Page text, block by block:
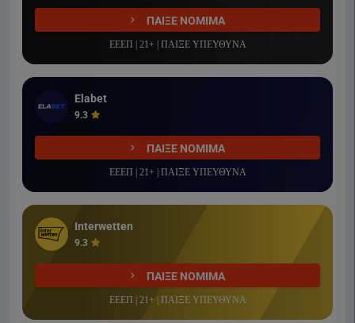
ΠΑΙΞΕ ΝΟΜΙΜΑ
ΕΕΕΠ | 21+ | ΠΑΙΞΕ ΥΠΕΥΘΥΝΑ
Elabet
9.3
ΠΑΙΞΕ ΝΟΜΙΜΑ
ΕΕΕΠ | 21+ | ΠΑΙΞΕ ΥΠΕΥΘΥΝΑ
Interwetten
9.3
ΠΑΙΞΕ ΝΟΜΙΜΑ
ΕΕΕΠ | 21+ | ΠΑΙΞΕ ΥΠΕΥΘΥΝΑ